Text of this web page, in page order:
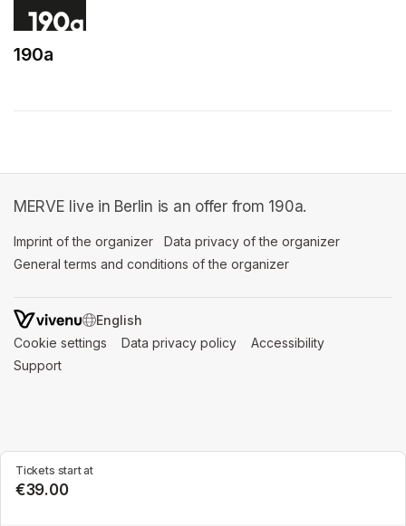
Tickets start at
€39.00
190a
MERVE live in Berlin is an offer from 190a.
Imprint of the organizer (opens in a new tab)
Data privacy of the organizer
General terms and conditions of the organizer
SWITCH LANGUAGE
Cookie settings (opens in a new tab)
Data privacy policy (opens in a new tab)
Accessibility
Support